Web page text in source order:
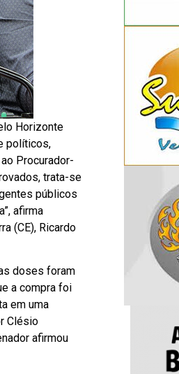
Horizonte
políticos,
Procurador-
trata-se
públicos
afirma
(CE), Ricardo
doses foram
a compra foi
em uma
Clésio
afirmou